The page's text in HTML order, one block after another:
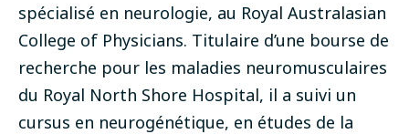
spécialisé en neurologie, au Royal Australasian
College of Physicians. Titulaire d’une bourse de
recherche pour les maladies neuromusculaires
du Royal North Shore Hospital, il a suivi un
cursus en neurogénétique, en études de la